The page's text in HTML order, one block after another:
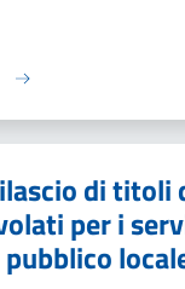
di titoli
per i